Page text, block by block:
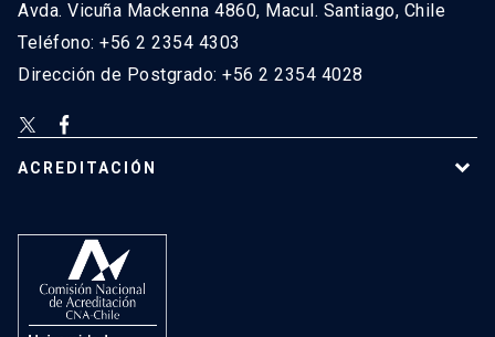
Avda. Vicuña Mackenna 4860, Macul. Santiago, Chile
Teléfono: +56 2 2354 4303
Dirección de Postgrado: +56 2 2354 4028
ACREDITACIÓN